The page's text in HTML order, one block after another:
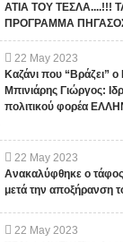
ΑΤΙΑ ΤΟΥ ΤΕΣΛΑ....!!!
ΠΡΟΓΡΑΜΜΑ
22 May 2023
Καζάνι που “Βράζει”
Μπινιάρης Γιώργος:
πολιτικού φορέα
22 May 2023
Ανακαλύφθηκε ο τάφος
μετά την αποξήρανση
22 May 2023